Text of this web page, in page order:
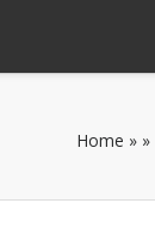
Home » »